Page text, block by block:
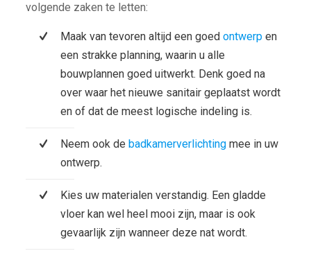
volgende zaken te letten:
Maak van tevoren altijd een goed ontwerp en
een strakke planning, waarin u alle
bouwplannen goed uitwerkt. Denk goed na
over waar het nieuwe sanitair geplaatst wordt
en of dat de meest logische indeling is.
Neem ook de badkamerverlichtingmee in uw
ontwerp.
Kies uw materialen verstandig. Een gladde
vloer kan wel heel mooi zijn, maar is ook
gevaarlijk zijn wanneer deze nat wordt.